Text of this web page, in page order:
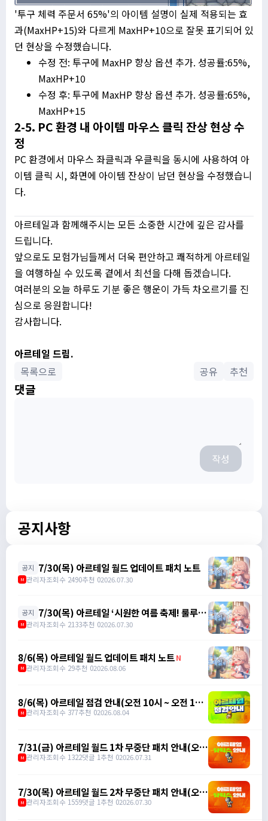
'투구 체력 주문서 65%'의 아이템 설명이 실제 적용되는 효
과(MaxHP+15)와 다르게 MaxHP+10으로 잘못 표기되어 있
던 현상을 수정했습니다.
수정 전: 투구에 MaxHP 향상 옵션 추가. 성공률:65%,
MaxHP+10
수정 후: 투구에 MaxHP 향상 옵션 추가. 성공률:65%,
MaxHP+15
2-5. PC 환경 내 아이템 마우스 클릭 잔상 현상 수
정
PC 환경에서 마우스 좌클릭과 우클릭을 동시에 사용하여 아
이템 클릭 시, 화면에 아이템 잔상이 남던 현상을 수정했습니
다.
아르테일과 함께해주시는 모든 소중한 시간에 깊은 감사를
드립니다.
앞으로도 모험가님들께서 더욱 편안하고 쾌적하게 아르테일
을 여행하실 수 있도록 곁에서 최선을 다해 돕겠습니다.
여러분의 오늘 하루도 기분 좋은 행운이 가득 차오르기를 진
심으로 응원합니다!
감사합니다.
아르테일 드림.
목록으로
공유 추천
댓글
작성
공지사항
공지 7/30(목) 아르테일 월드 업데이트 패치 노트
M 관리자조회수 2490추천 02026.07.30
공지 7/30(목) 아르테일 ‘시원한 여름 축제! 룰루와
함께 특별한 여름을 즐겨보세요!’ 이벤트 패치
M 관리자조회수 2133추천 02026.07.30
8/6(목) 아르테일 월드 업데이트 패치 노트N
M 관리자조회수 29추천 02026.08.06
8/6(목) 아르테일 점검 안내(오전 10시 ~ 오전 11
시)
M 관리자조회수 377추천 02026.08.04
7/31(금) 아르테일 월드 1차 무중단 패치 안내(오후
3시 45분)
M 관리자조회수 1322댓글 1추천 02026.07.31
7/30(목) 아르테일 월드 2차 무중단 패치 안내(오후
6시 5분)
M 관리자조회수 1559댓글 1추천 02026.07.30